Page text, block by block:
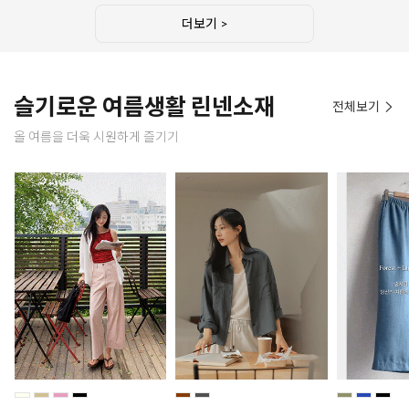
더보기 >
슬기로운 여름생활 린넨소재
올 여름을 더욱 시원하게 즐기기
전체보기